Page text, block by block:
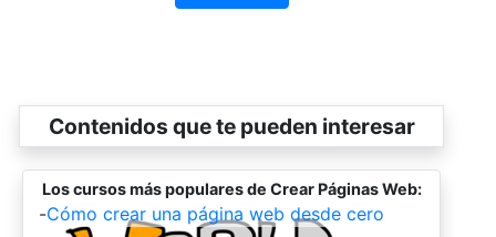
Contenidos que te pueden interesar
Los cursos más populares de Crear Páginas Web:
-Cómo crear una página web desde cero